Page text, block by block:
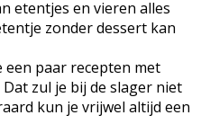
etentjes en vieren alles
zonder dessert kan
een paar recepten met
zul je bij de slager niet
kun je vrijwel altijd een